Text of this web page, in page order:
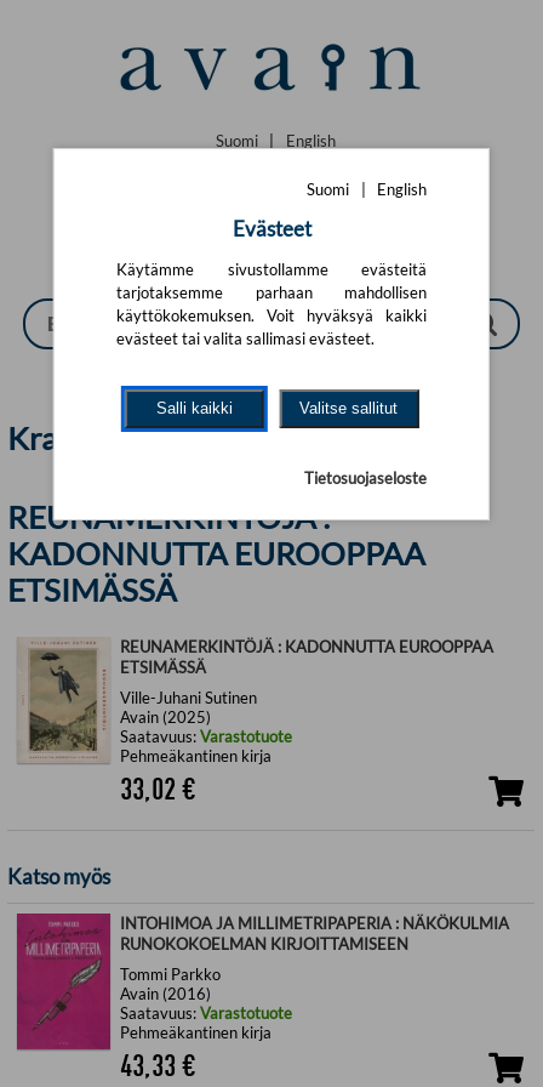
Suomi English
Krakova | Avain
REUNAMERKINTÖJÄ :
KADONNUTTA EUROOPPAA
ETSIMÄSSÄ
REUNAMERKINTÖJÄ : KADONNUTTA EUROOPPAA
ETSIMÄSSÄ
Ville-Juhani Sutinen
Avain (2025)
Saatavuus:Varastotuote
Pehmeäkantinen kirja
33,02 €
Katso myös
INTOHIMOA JA MILLIMETRIPAPERIA : NÄKÖKULMIA
RUNOKOKOELMAN KIRJOITTAMISEEN
Tommi Parkko
Avain (2016)
Saatavuus:Varastotuote
Pehmeäkantinen kirja
43,33 €
Suomi English
Evästeet
Käytämme sivustollamme evästeitä
tarjotaksemme parhaan mahdollisen
käyttökokemuksen. Voit hyväksyä kaikki
evästeet tai valita sallimasi evästeet.
Salli kaikki Valitse sallitut
Tietosuojaseloste